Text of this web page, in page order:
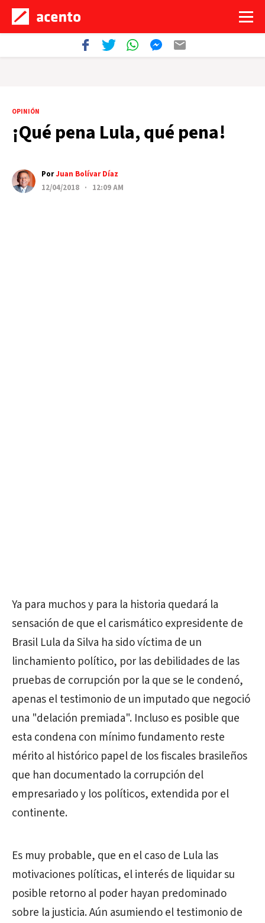
OPINIÓN
¡Qué pena Lula, qué pena!
PorJuan Bolívar Díaz
12/04/2018 · 12:09 AM
Ya para muchos y para la historia quedará la
sensación de que el carismático expresidente de
Brasil Lula da Silva ha sido víctima de un
linchamiento político, por las debilidades de las
pruebas de corrupción por la que se le condenó,
apenas el testimonio de un imputado que negoció
una "delación premiada". Incluso es posible que
esta condena con mínimo fundamento reste
mérito al histórico papel de los fiscales brasileños
que han documentado la corrupción del
empresariado y los políticos, extendida por el
continente.
Es muy probable, que en el caso de Lula las
motivaciones políticas, el interés de liquidar su
posible retorno al poder hayan predominado
sobre la justicia. Aún asumiendo el testimonio de